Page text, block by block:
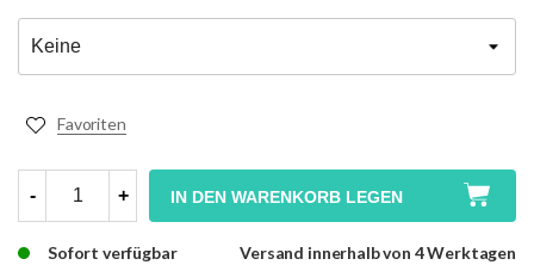
Favoriten
- + IN DEN WARENKORB LEGEN
Sofort verfügbar Versand innerhalb von 4 Werktagen